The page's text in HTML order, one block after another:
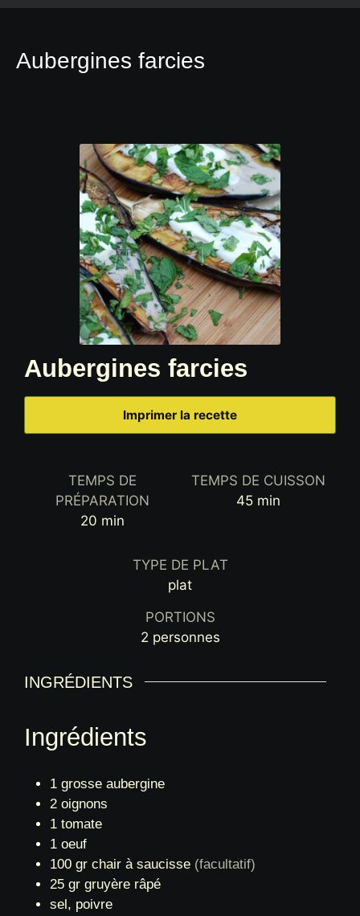
Aubergines farcies
Aubergines farcies
Imprimer la recette
TEMPS DE
PRÉPARATION
20minutes
min
TEMPS DE CUISSON
45minutes
min
TYPE DE PLAT
plat
PORTIONS
2 personnes
INGRÉDIENTS
1 grosse aubergine
2 oignons
1 tomate
1 oeuf
100 gr chair à saucisse (facultatif)
25 gr gruyère râpé
sel, poivre